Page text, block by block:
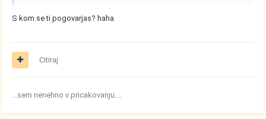
S kom se ti pogovarjas? haha
Citiraj
...sem nenehno v pricakovanju....